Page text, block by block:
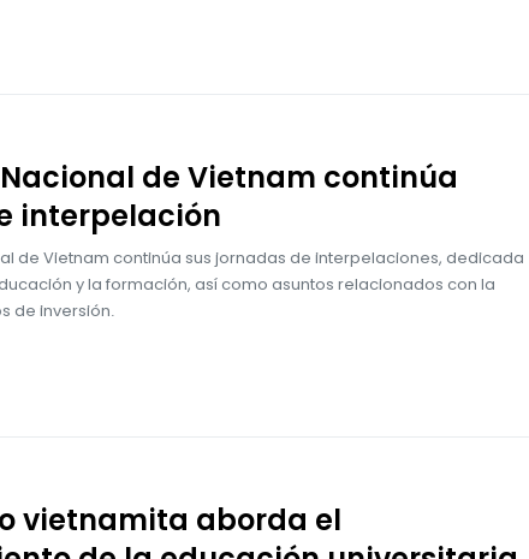
de Vietnam continúa
interpelación
de Vietnam continúa sus jornadas de interpelaciones, dedicada
y la formación, así como asuntos relacionados con la
de inversión.
vietnamita aborda el